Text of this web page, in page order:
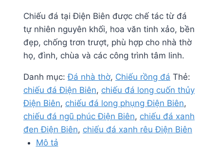
Chiếu đá tại Điện Biên được chế tác từ đá
tự nhiên nguyên khối, hoa văn tinh xảo, bền
đẹp, chống trơn trượt, phù hợp cho nhà thờ
họ, đình, chùa và các công trình tâm linh.
Danh mục:Đá nhà thờ, Chiếu rồng đá Thẻ:
chiếu đá Điện Biên, chiếu đá long cuốn thủy
Điện Biên, chiếu đá long phụng Điện Biên,
chiếu đá ngũ phúc Điện Biên, chiếu đá xanh
đen Điện Biên, chiếu đá xanh rêu Điện Biên
Mô tả